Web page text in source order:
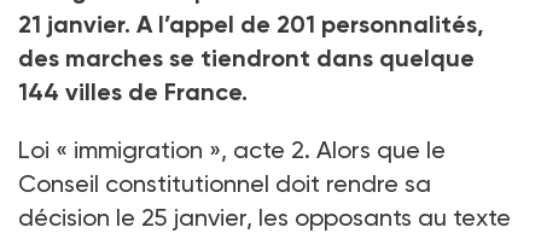
21 janvier. A l’appel de 201 personnalités,
des marches se tiendront dans quelque
144 villes de France.
Loi « immigration », acte 2. Alors que le
Conseil constitutionnel doit rendre sa
décision le 25 janvier, les opposants au texte